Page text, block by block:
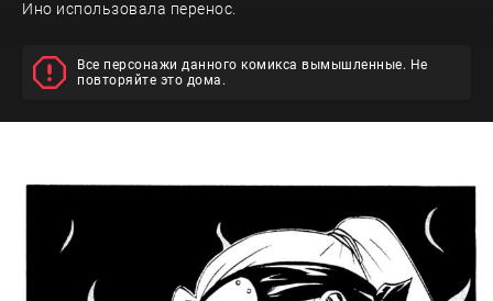
Ино использовала перенос.
Все персонажи данного комикса вымышленные. Не
повторяйте это дома.